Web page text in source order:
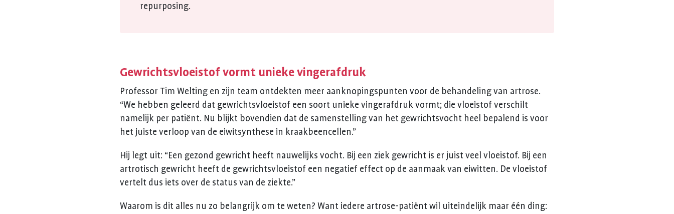
repurposing.
Gewrichtsvloeistof vormt unieke vingerafdruk
Professor Tim Welting en zijn team ontdekten meer aanknopingspunten voor de behandeling van artrose.
“We hebben geleerd dat gewrichtsvloeistof een soort unieke vingerafdruk vormt; die vloeistof verschilt
namelijk per patiënt. Nu blijkt bovendien dat de samenstelling van het gewrichtsvocht heel bepalend is voor
het juiste verloop van de eiwitsynthese in kraakbeencellen.”
Hij legt uit: “Een gezond gewricht heeft nauwelijks vocht. Bij een ziek gewricht is er juist veel vloeistof. Bij een
artrotisch gewricht heeft de gewrichtsvloeistof een negatief effect op de aanmaak van eiwitten. De vloeistof
vertelt dus iets over de status van de ziekte.”
Waarom is dit alles nu zo belangrijk om te weten? Want iedere artrose-patiënt wil uiteindelijk maar één ding: